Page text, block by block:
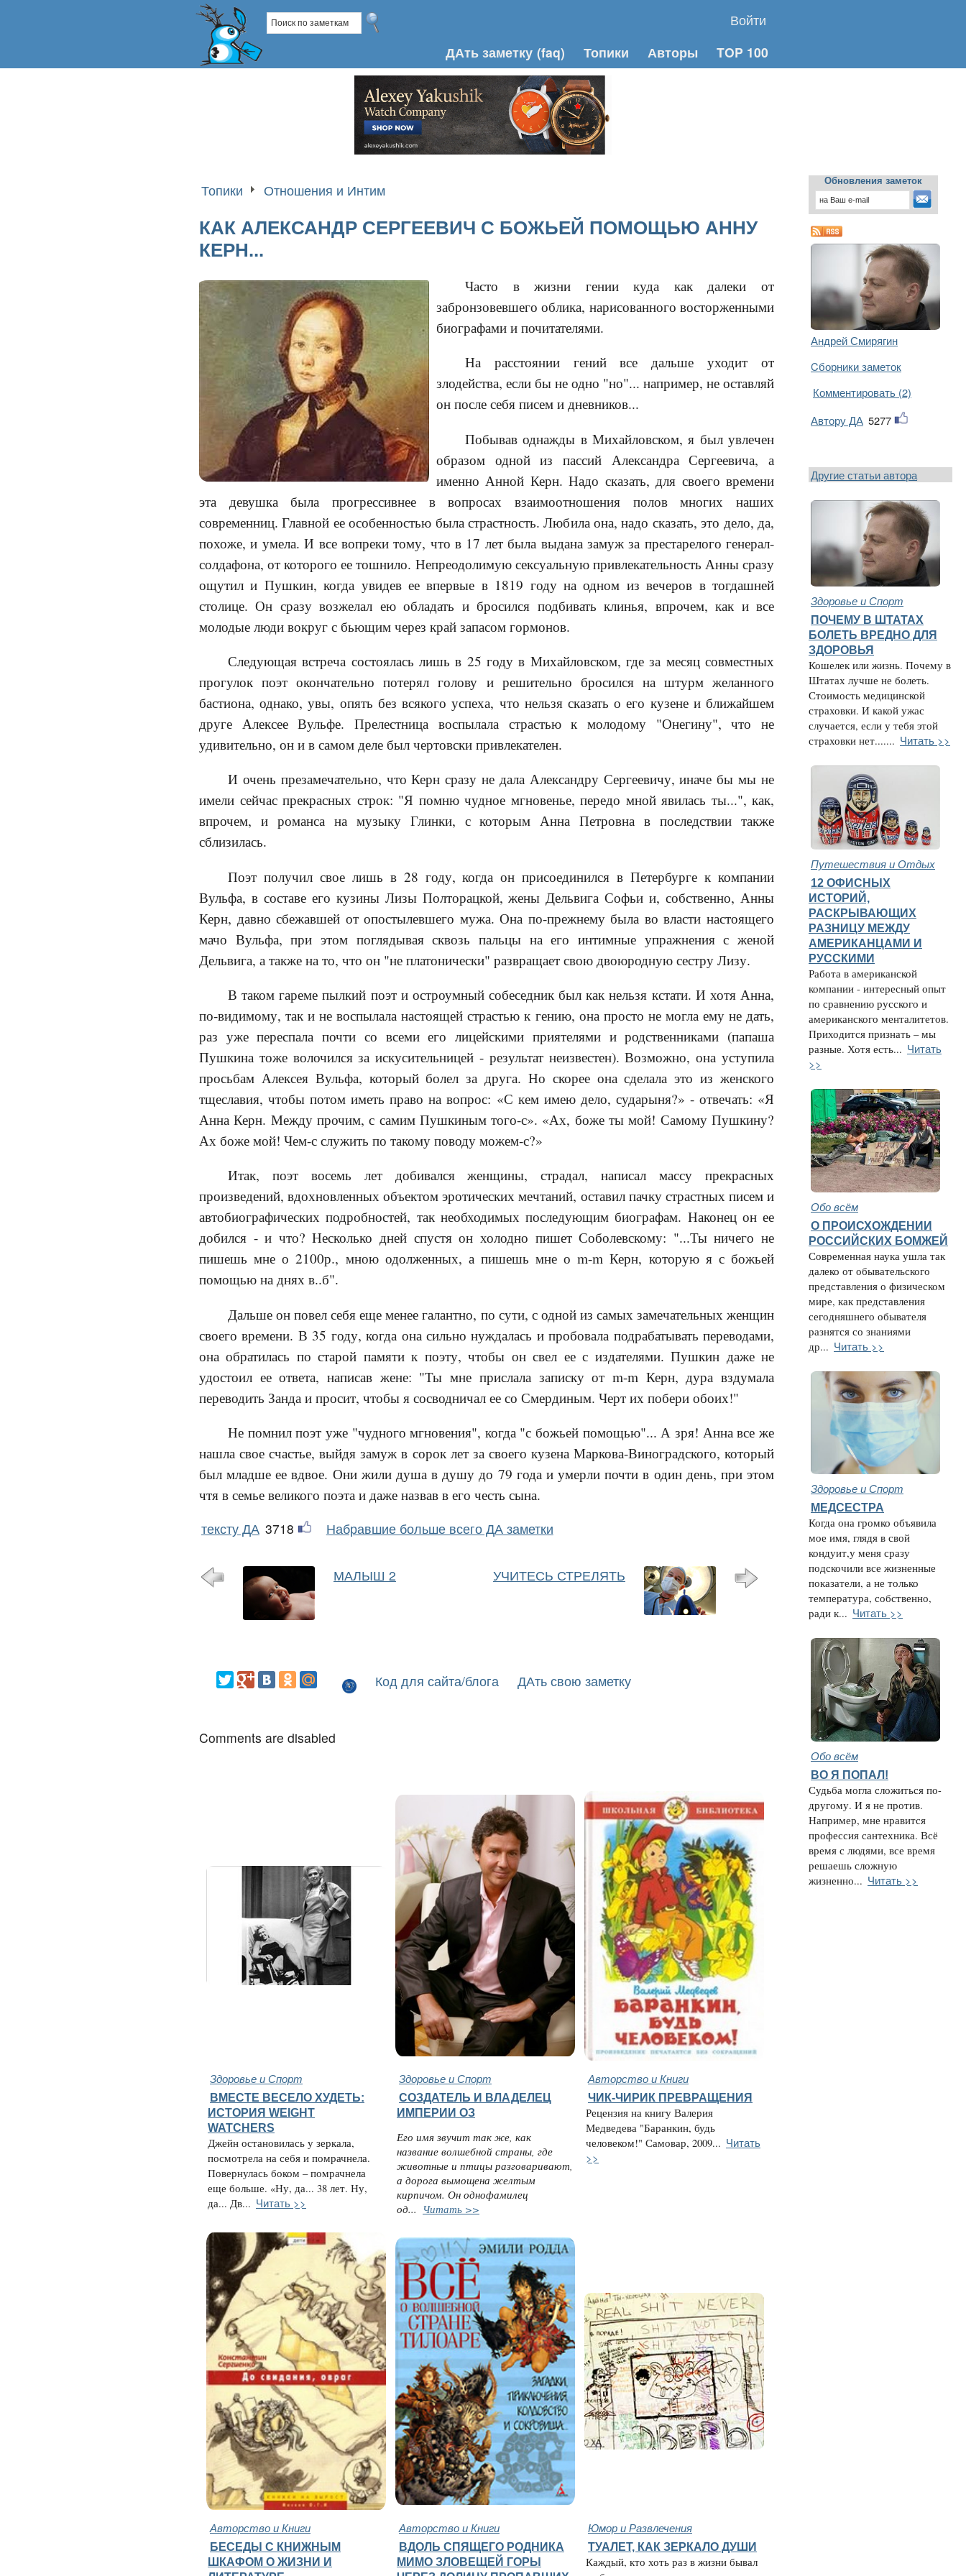
Войти
ДАть заметку (faq) Топики Авторы TOP 100
Топики Отношения и Интим
КАК АЛЕКСАНДР СЕРГЕЕВИЧ С БОЖЬЕЙ ПОМОЩЬЮ АННУ
КЕРН...
Часто в жизни гении куда как далеки от
забронзовевшего облика, нарисованного восторженными
биографами и почитателями.
На расстоянии гений все дальше уходит от
злодейства, если бы не одно "но"... например, не оставляй
он после себя писем и дневников...
Побывав однажды в Михайловском, я был увлечен
образом одной из пассий Александра Сергеевича, а
именно Анной Керн. Надо сказать, для своего времени
эта девушка была прогрессивнее в вопросах взаимоотношения полов многих наших
современниц. Главной ее особенностью была страстность. Любила она, надо сказать, это дело, да,
похоже, и умела. И все вопреки тому, что в 17 лет была выдана замуж за престарелого генерал-
солдафона, от которого ее тошнило. Непреодолимую сексуальную привлекательность Анны сразу
ощутил и Пушкин, когда увидев ее впервые в 1819 году на одном из вечеров в тогдашней
столице. Он сразу возжелал ею обладать и бросился подбивать клинья, впрочем, как и все
молодые люди вокруг с бьющим через край запасом гормонов.
Следующая встреча состоялась лишь в 25 году в Михайловском, где за месяц совместных
прогулок поэт окончательно потерял голову и решительно бросился на штурм желанного
бастиона, однако, увы, опять без всякого успеха, что нельзя сказать о его кузене и ближайшем
друге Алексее Вульфе. Прелестница воспылала страстью к молодому "Онегину", что не
удивительно, он и в самом деле был чертовски привлекателен.
И очень презамечательно, что Керн сразу не дала Александру Сергеевичу, иначе бы мы не
имели сейчас прекрасных строк: "Я помню чудное мгновенье, передо мной явилась ты...", как,
впрочем, и романса на музыку Глинки, с которым Анна Петровна в последствии также
сблизилась.
Поэт получил свое лишь в 28 году, когда он присоединился в Петербурге к компании
Вульфа, в составе его кузины Лизы Полторацкой, жены Дельвига Софьи и, собственно, Анны
Керн, давно сбежавшей от опостылевшего мужа. Она по-прежнему была во власти настоящего
мачо Вульфа, при этом поглядывая сквозь пальцы на его интимные упражнения с женой
Дельвига, а также на то, что он "не платонически" развращает свою двоюродную сестру Лизу.
В таком гареме пылкий поэт и остроумный собеседник был как нельзя кстати. И хотя Анна,
по-видимому, так и не воспылала настоящей страстью к гению, она просто не могла ему не дать,
раз уже переспала почти со всеми его лицейскими приятелями и родственниками (папаша
Пушкина тоже волочился за искусительницей - результат неизвестен). Возможно, она уступила
просьбам Алексея Вульфа, который болел за друга. Но скорее она сделала это из женского
тщеславия, чтобы потом иметь право на вопрос: «С кем имею дело, сударыня?» - отвечать: «Я
Анна Керн. Между прочим, с самим Пушкиным того-с». «Ах, боже ты мой! Самому Пушкину?
Ах боже мой! Чем-с служить по такому поводу можем-с?»
Итак, поэт восемь лет добивался женщины, страдал, написал массу прекрасных
произведений, вдохновленных объектом эротических мечтаний, оставил пачку страстных писем и
автобиографических подробностей, так необходимых последующим биографам. Наконец он ее
добился - и что? Несколько дней спустя он холодно пишет Соболевскому: "...Ты ничего не
пишешь мне о 2100р., мною одолженных, а пишешь мне о m-m Керн, которую я с божьей
помощью на днях в..б".
Дальше он повел себя еще менее галантно, по сути, с одной из самых замечательных женщин
своего времени. В 35 году, когда она сильно нуждалась и пробовала подрабатывать переводами,
она обратилась по старой памяти к поэту, чтобы он свел ее с издателями. Пушкин даже не
удостоил ее ответа, написав жене: "Ты мне прислала записку от m-m Керн, дура вздумала
переводить Занда и просит, чтобы я сосводничал ее со Смердиным. Черт их побери обоих!"
Не помнил поэт уже "чудного мгновения", когда "с божьей помощью"... А зря! Анна все же
нашла свое счастье, выйдя замуж в сорок лет за своего кузена Маркова-Виноградского, который
был младше ее вдвое. Они жили душа в душу до 79 года и умерли почти в один день, при этом
чтя в семье великого поэта и даже назвав в его честь сына.
тексту ДА 3718 Набравшие больше всего ДА заметки
МАЛЫШ 2 УЧИТЕСЬ СТРЕЛЯТЬ
Код для сайта/блога ДАть свою заметку
Comments are disabled
Здоровье и Спорт Здоровье и Спорт Авторство и Книги
ВМЕСТЕ ВЕСЕЛО ХУДЕТЬ:
ИСТОРИЯ WEIGHT
WATCHERS
Джейн остановилась у зеркала,
посмотрела на себя и помрачнела.
Повернулась боком – помрачнела
еще больше. «Ну, да... 38 лет. Ну,
да... Дв... Читать >>
СОЗДАТЕЛЬ И ВЛАДЕЛЕЦ
ИМПЕРИИ ОЗ
Его имя звучит так же, как
название волшебной страны, где
животные и птицы разговаривают,
а дорога вымощена желтым
кирпичом. Он однофамилец
од... Читать >>
ЧИК-ЧИРИК ПРЕВРАЩЕНИЯ
Рецензия на книгу Валерия
Медведева "Баранкин, будь
человеком!" Самовар, 2009... Читать
>>
Авторство и Книги Авторство и Книги Юмор и Развлечения
БЕСЕДЫ С КНИЖНЫМ
ШКАФОМ О ЖИЗНИ И
ВДОЛЬ СПЯЩЕГО РОДНИКА
МИМО ЗЛОВЕЩЕЙ ГОРЫ
ТУАЛЕТ, КАК ЗЕРКАЛО ДУШИ
Каждый, кто хоть раз в жизни бывал
Обновления заметок
Андрей Смирягин
Cборники заметок
Комментировать (2)
Автору ДА 5277
Другие статьи автора
Здоровье и Спорт
ПОЧЕМУ В ШТАТАХ
БОЛЕТЬ ВРЕДНО ДЛЯ
ЗДОРОВЬЯ
Кошелек или жизнь. Почему в
Штатах лучше не болеть.
Стоимость медицинской
страховки. И какой ужас
случается, если у тебя этой
страховки нет....... Читать >>
Путешествия и Отдых
12 ОФИСНЫХ
ИСТОРИЙ,
РАСКРЫВАЮЩИХ
РАЗНИЦУ МЕЖДУ
АМЕРИКАНЦАМИ И
РУССКИМИ
Работа в американской
компании - интересный опыт
по сравнению русского и
американского менталитетов.
Приходится признать – мы
разные. Хотя есть... Читать
>>
Обо всём
О ПРОИСХОЖДЕНИИ
РОССИЙСКИХ БОМЖЕЙ
Современная наука ушла так
далеко от обывательского
представления о физическом
мире, как представления
сегодняшнего обывателя
разнятся со знаниями
др... Читать >>
Здоровье и Спорт
МЕДСЕСТРА
Когда она громко объявила
мое имя, глядя в свой
кондуит,у меня сразу
подскочили все жизненные
показатели, а не только
температура, собственно,
ради к... Читать >>
Обо всём
ВО Я ПОПАЛ!
Судьба могла сложиться по-
другому. И я не против.
Например, мне нравится
профессия сантехника. Всё
время с людями, все время
решаешь сложную
жизненно... Читать >>